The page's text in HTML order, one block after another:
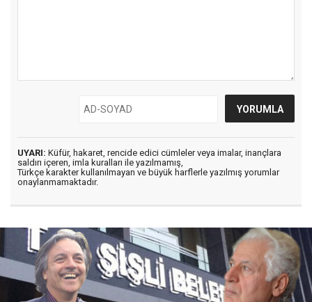
UYARI: Küfür, hakaret, rencide edici cümleler veya imalar, inançlara
saldırı içeren, imla kuralları ile yazılmamış,
Türkçe karakter kullanılmayan ve büyük harflerle yazılmış yorumlar
onaylanmamaktadır.